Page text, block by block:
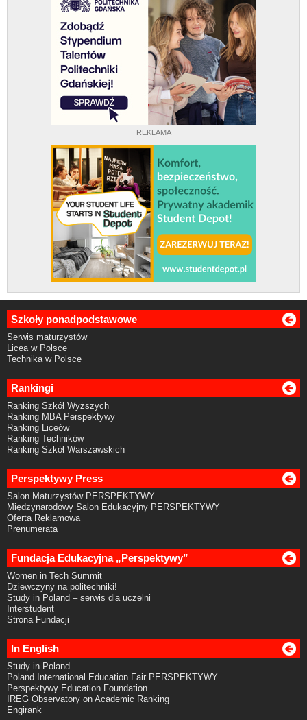
REKLAMA
Szkoły ponadpodstawowe
Serwis maturzystów
Licea w Polsce
Technika w Polsce
Rankingi
Ranking Szkół Wyższych
Ranking MBA Perspektywy
Ranking Liceów
Ranking Techników
Ranking Szkół Warszawskich
Perspektywy Press
Salon Maturzystów PERSPEKTYWY
Międzynarodowy Salon Edukacyjny PERSPEKTYWY
Oferta Reklamowa
Prenumerata
Fundacja Edukacyjna „Perspektywy”
Women in Tech Summit
Dziewczyny na politechniki!
Study in Poland – serwis dla uczelni
Interstudent
Strona Fundacji
In English
Study in Poland
Poland International Education Fair PERSPEKTYWY
Perspektywy Education Foundation
IREG Observatory on Academic Ranking
Engirank